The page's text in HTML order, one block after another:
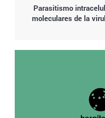
Parasitismo
moleculares de la